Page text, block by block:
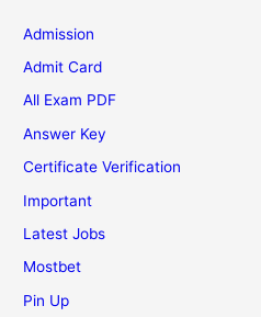
Admission
Admit Card
All Exam PDF
Answer Key
Certificate Verification
Important
Latest Jobs
Mostbet
Pin Up